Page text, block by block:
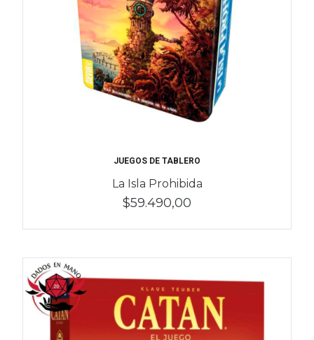
JUEGOS DE TABLERO
La Isla Prohibida
$59.490,00